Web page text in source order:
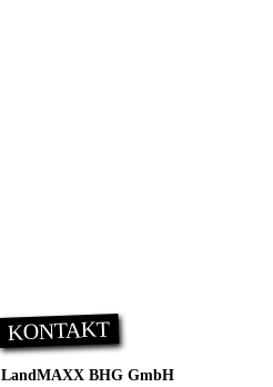
KONTAKT
LandMAXX BHG GmbH